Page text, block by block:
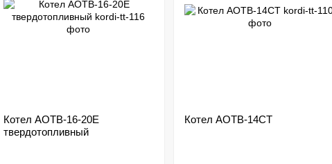
Котел АОТВ-16-20Е
твердотопливный
Котел АОТВ-14СТ